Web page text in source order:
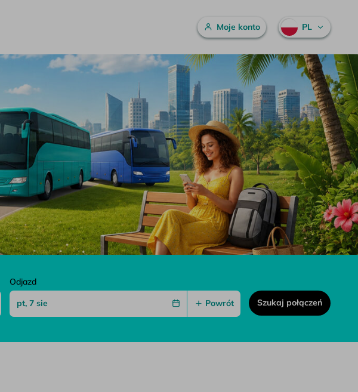
Menu główne
Moje konto PL
Odjazd
Powrót
Szukaj połączeń